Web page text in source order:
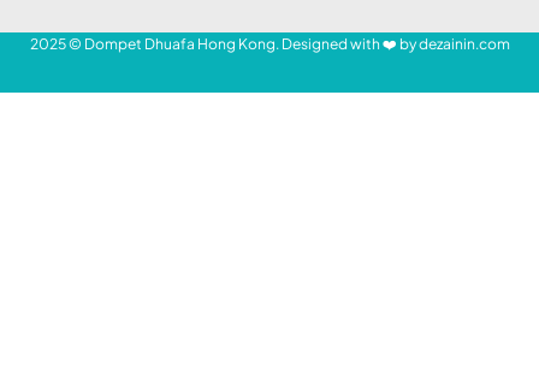
2025 © Dompet Dhuafa Hong Kong. Designed with ❤️ bydezainin.com